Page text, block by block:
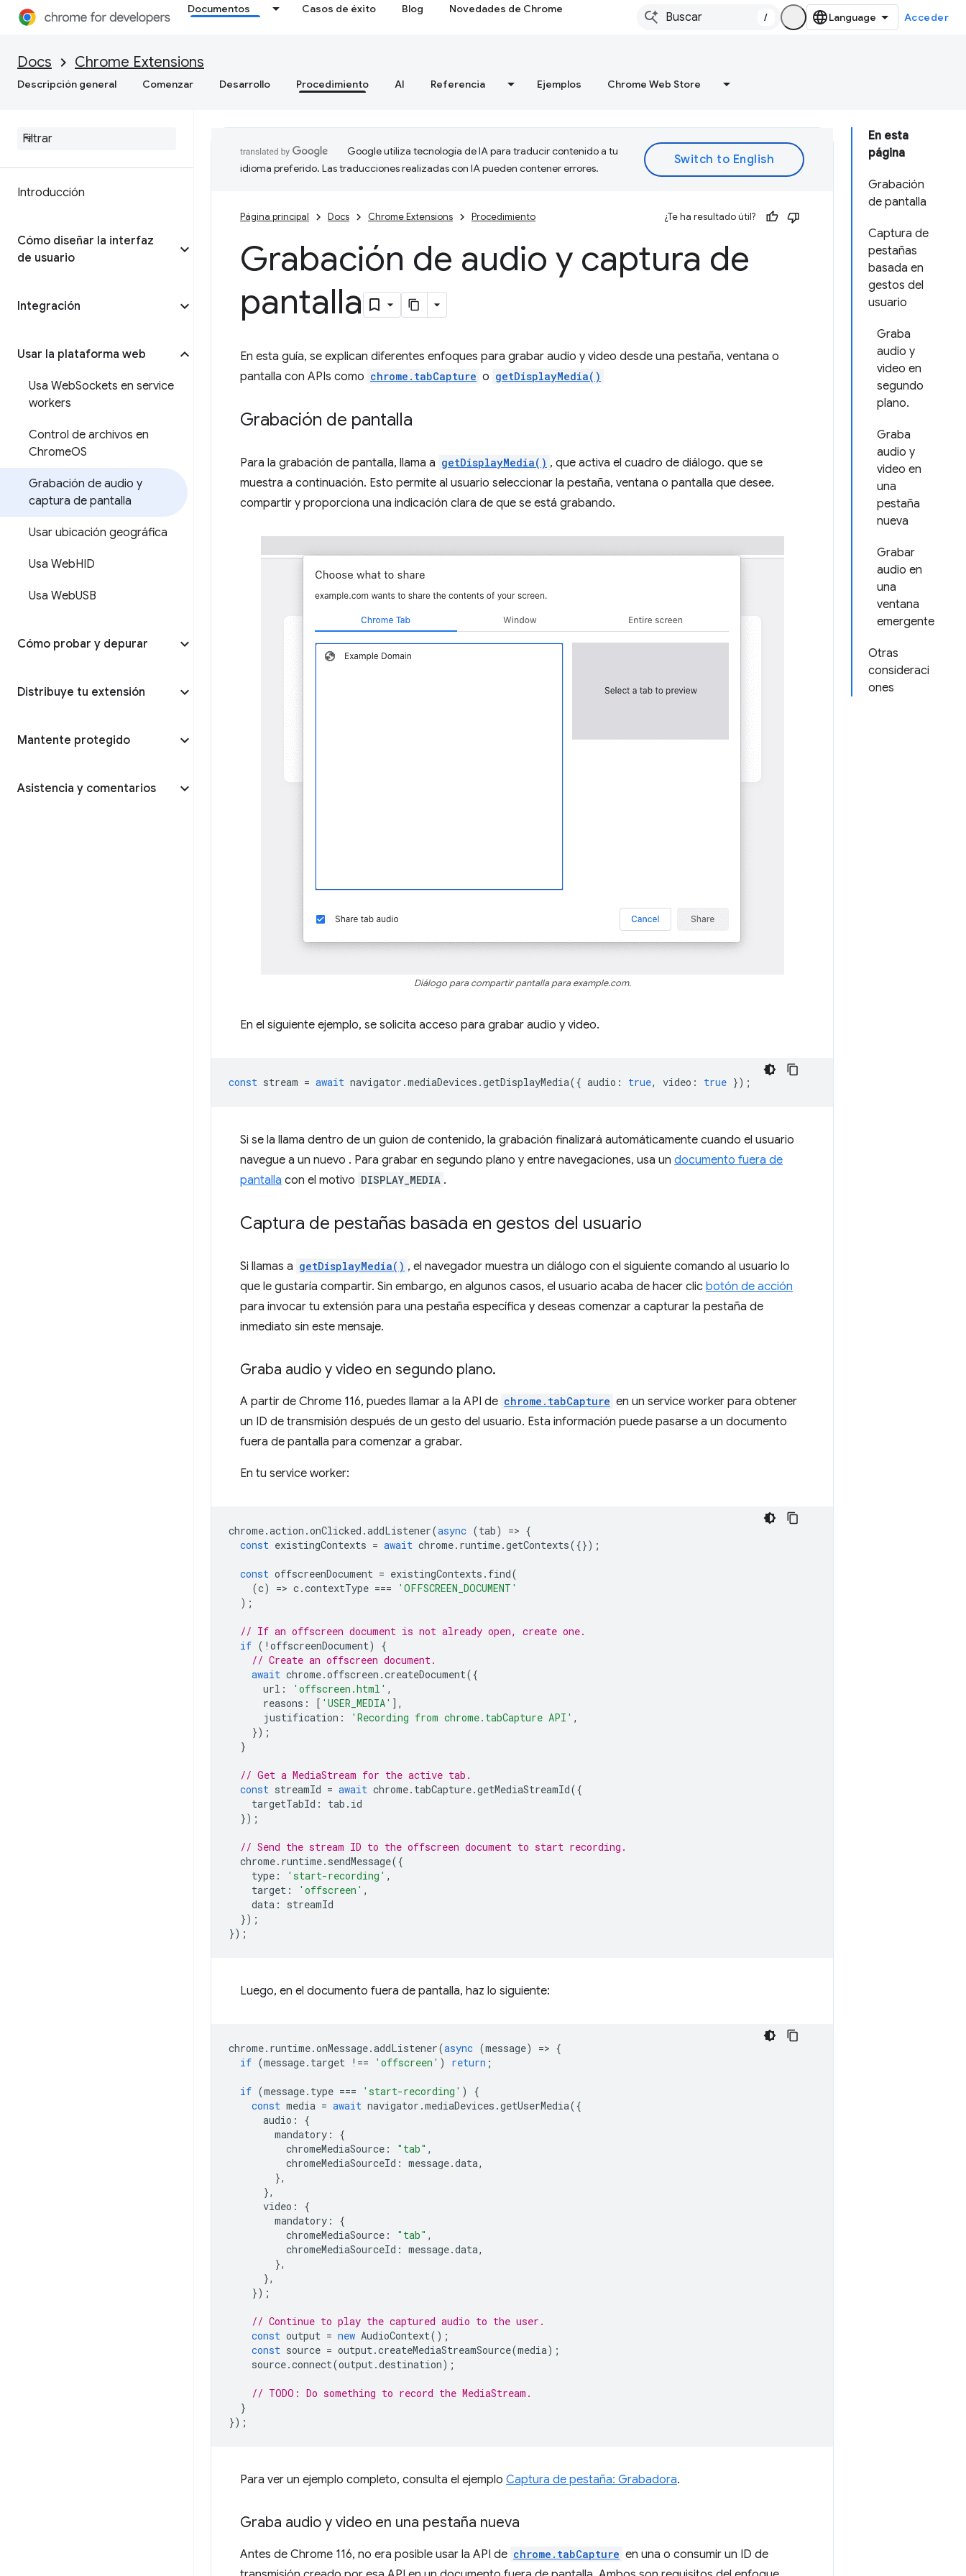
Documentos Casos de éxito Blog Novedades de Chrome
/ Acceder
Docs Chrome Extensions
Descripción general Comenzar Desarrollo Procedimiento AI Referencia Ejemplos Chrome Web Store
Introducción
Cómo diseñar la interfaz
de usuario
Integración
Usar la plataforma web
Usa WebSockets en service
workers
Control de archivos en
ChromeOS
Grabación de audio y
captura de pantalla
Usar ubicación geográfica
Usa WebHID
Usa WebUSB
Cómo probar y depurar
Distribuye tu extensión
Mantente protegido
Asistencia y comentarios
En esta
página
Grabación
de pantalla
Captura de
pestañas
basada en
gestos del
usuario
Graba
audio y
video en
segundo
plano.
Graba
audio y
video en
una
pestaña
nueva
Grabar
audio en
una
ventana
emergente
Otras
consideraci
ones
Google utiliza tecnología de IA para traducir contenido a tu
idioma preferido. Las traducciones realizadas con IA pueden contener errores.
Página principal Docs Chrome Extensions Procedimiento ¿Te ha resultado útil?
Grabación de audio y captura de
pantalla
En esta guía, se explican diferentes enfoques para grabar audio y video desde una pestaña, ventana o
pantalla con APIs como chrome.tabCapture o getDisplayMedia()
Grabación de pantalla
Para la grabación de pantalla, llama a getDisplayMedia() , que activa el cuadro de diálogo. que se
muestra a continuación. Esto permite al usuario seleccionar la pestaña, ventana o pantalla que desee.
compartir y proporciona una indicación clara de que se está grabando.
Diálogo para compartir pantalla para example.com.
En el siguiente ejemplo, se solicita acceso para grabar audio y video.
const stream = await navigator .mediaDevices .getDisplayMedia({ audio : true, video : true });
Si se la llama dentro de un guion de contenido, la grabación finalizará automáticamente cuando el usuario
navegue a un nuevo . Para grabar en segundo plano y entre navegaciones, usa un documento fuera de
pantalla con el motivo DISPLAY_MEDIA .
Captura de pestañas basada en gestos del usuario
Si llamas a getDisplayMedia() , el navegador muestra un diálogo con el siguiente comando al usuario lo
que le gustaría compartir. Sin embargo, en algunos casos, el usuario acaba de hacer clic botón de acción
para invocar tu extensión para una pestaña específica y deseas comenzar a capturar la pestaña de
inmediato sin este mensaje.
Graba audio y video en segundo plano.
A partir de Chrome 116, puedes llamar a la API de chrome.tabCapture en un service worker para obtener
un ID de transmisión después de un gesto del usuario. Esta información puede pasarse a un documento
fuera de pantalla para comenzar a grabar.
En tu service worker:
chrome.action .onClicked .addListener(async (tab) => {
const existingContexts = await chrome. runtime.getContexts({});
const offscreenDocument = existingContexts . find(
(c) => c.contextType ===
'OFFSCREEN_DOCUMENT'
);
// If an offscreen document is not already open, create one.
if ( ! offscreenDocument)
{
// Create an offscreen document.
await chrome.offscreen .createDocument({
url : 'offscreen.html' ,
reasons : [ 'USER_MEDIA' ],
justification : 'Recording from chrome.tabCapture API' ,
});
}
// Get a MediaStream for the active tab.
const streamId = await chrome. tabCapture.getMediaStreamId({
targetTabId : tab . id
});
// Send the stream ID to the offscreen document to start recording.
chrome. runtime. sendMessage({
type : 'start-recording' ,
target : 'offscreen' ,
data :
streamId
});
});
Luego, en el documento fuera de pantalla, haz lo siguiente:
chrome. runtime.onMessage.addListener(async (message) => {
if (message. target !== 'offscreen' ) return ;
if (message. type === 'start-recording' )
{
const media = await navigator .mediaDevices .getUserMedia({
audio :
{
mandatory :
{
chromeMediaSource : "tab" ,
chromeMediaSourceId : message.data,
},
},
video :
{
mandatory :
{
chromeMediaSource : "tab" ,
chromeMediaSourceId : message.data,
},
},
});
// Continue to play the captured audio to the user.
const output = new AudioContext();
const source = output.createMediaStreamSource(media);
source.connect(output.destination);
// TODO: Do something to record the MediaStream.
}
});
Para ver un ejemplo completo, consulta el ejemplo Captura de pestaña: Grabadora.
Graba audio y video en una pestaña nueva
Antes de Chrome 116, no era posible usar la API de chrome.tabCapture en una o consumir un ID de